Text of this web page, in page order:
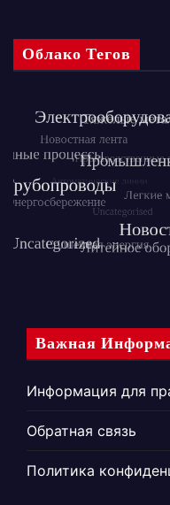
Облако Тегов
Важная
Информация для
Обратная связь
Политика